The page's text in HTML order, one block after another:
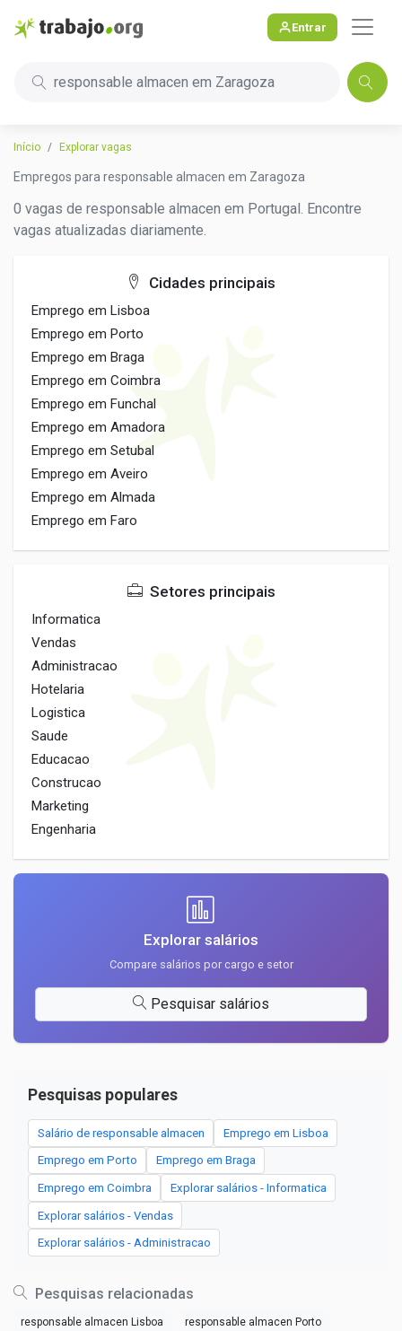
Entrar
responsable almacen em Zaragoza
Início Explorar vagas
Empregos para responsable almacen em Zaragoza
0 vagas de responsable almacen em Portugal. Encontre
vagas atualizadas diariamente.
Cidades principais
Emprego em Lisboa
Emprego em Porto
Emprego em Braga
Emprego em Coimbra
Emprego em Funchal
Emprego em Amadora
Emprego em Setubal
Emprego em Aveiro
Emprego em Almada
Emprego em Faro
Setores principais
Informatica
Vendas
Administracao
Hotelaria
Logistica
Saude
Educacao
Construcao
Marketing
Engenharia
Explorar salários
Compare salários por cargo e setor
Pesquisar salários
Pesquisas populares
Salário de responsable almacen Emprego em Lisboa
Emprego em Porto Emprego em Braga
Emprego em Coimbra Explorar salários - Informatica
Explorar salários - Vendas
Explorar salários - Administracao
Pesquisas relacionadas
responsable almacen Lisboa responsable almacen Porto